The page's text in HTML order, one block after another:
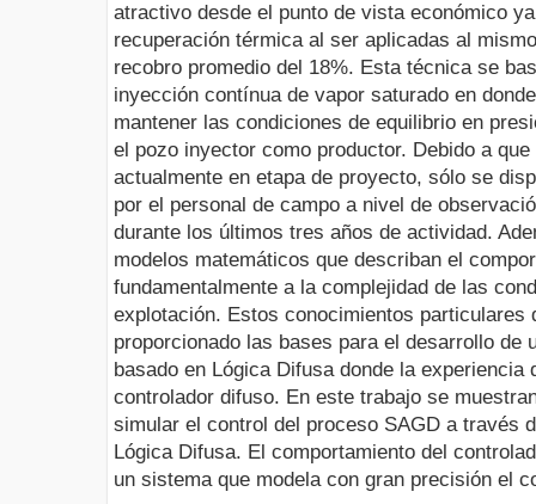
atractivo desde el punto de vista económico
recuperación térmica al ser aplicadas al
recobro promedio del 18%. Esta técnica se
inyección contínua de vapor saturado en
mantener las condiciones de equilibrio en
el pozo inyector como productor. Debido a
actualmente en etapa de proyecto, sólo se
por el personal de campo a nivel de
durante los últimos tres años de actividad.
modelos matemáticos que describan el
fundamentalmente a la complejidad de las
explotación. Estos conocimientos particulares
proporcionado las bases para el desarrollo de
basado en Lógica Difusa donde la
controlador difuso. En este trabajo se
simular el control del proceso SAGD a través
Lógica Difusa. El comportamiento del
un sistema que modela con gran precisión el